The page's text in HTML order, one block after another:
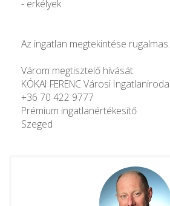
- erkélyek
Az ingatlan megtekintése rugalmas.
Várom megtisztelő hívását:
KÓKAI FERENC Városi Ingatlaniroda
+36 70 422 9777
Prémium ingatlanértékesítő
Szeged